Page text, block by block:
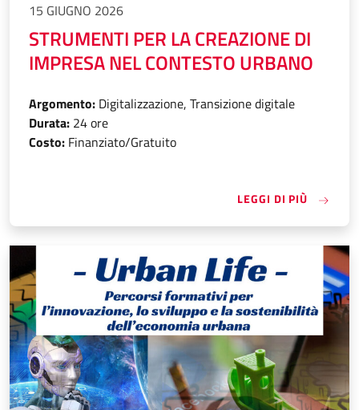
15 GIUGNO 2026
STRUMENTI PER LA CREAZIONE DI
IMPRESA NEL CONTESTO URBANO
Argomento: Digitalizzazione, Transizione digitale
Durata: 24 ore
Costo: Finanziato/Gratuito
LEGGI DI PIÙ